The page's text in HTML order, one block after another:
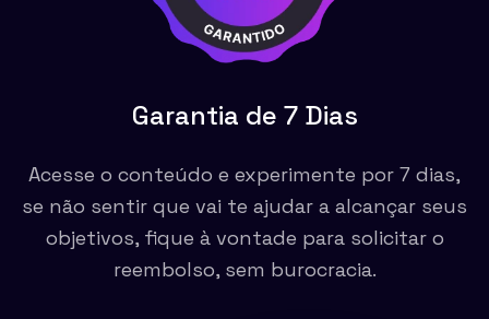
Garantia de 7 Dias
Acesse o conteúdo e experimente por 7 dias,
se não sentir que vai te ajudar a alcançar seus
objetivos, fique à vontade para solicitar o
reembolso, sem burocracia.